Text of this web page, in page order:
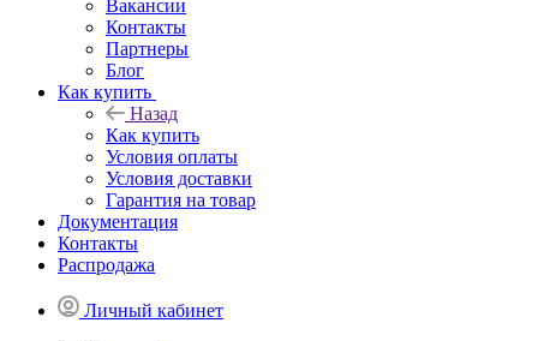
Вакансии
Контакты
Партнеры
Блог
Как купить
Назад
Как купить
Условия оплаты
Условия доставки
Гарантия на товар
Документация
Контакты
Распродажа
Личный кабинет